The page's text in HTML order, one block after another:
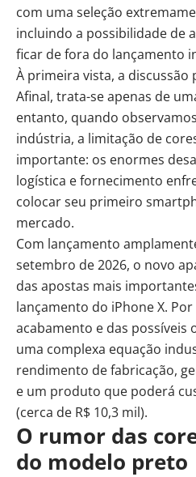
com uma seleção
incluindo a possibilidade de
ficar de fora do lançamento
À primeira vista, a
Afinal, trata-se apenas de
entanto, quando
indústria, a limitação de
importante: os enormes
logística e fornecimento
colocar seu primeiro
mercado.
Com lançamento
setembro de 2026, o novo
das apostas mais
lançamento do iPhone X.
acabamento e das possíveis
uma complexa equação
rendimento de fabricação,
e um produto que poderá
(cerca de R$ 10,3 mil).
O rumor das
do modelo preto